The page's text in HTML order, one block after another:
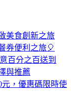
美食創新之旅
券便利之旅🎈
百分之百送到
與推薦
，優惠碼限時使